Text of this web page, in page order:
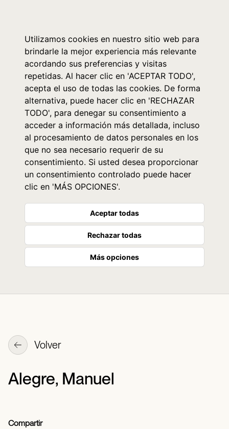
Utilizamos cookies en nuestro sitio web para
brindarle la mejor experiencia más relevante
acordando sus preferencias y visitas
repetidas. Al hacer clic en 'ACEPTAR TODO',
acepta el uso de todas las cookies. De forma
alternativa, puede hacer clic en 'RECHAZAR
TODO', para denegar su consentimiento a
acceder a información más detallada, incluso
al procesamiento de datos personales en los
que no sea necesario requerir de su
consentimiento. Si usted desea proporcionar
un consentimiento controlado puede hacer
clic en 'MÁS OPCIONES'.
Aceptar todas
Rechazar todas
Más opciones
Volver
Alegre, Manuel
Compartir